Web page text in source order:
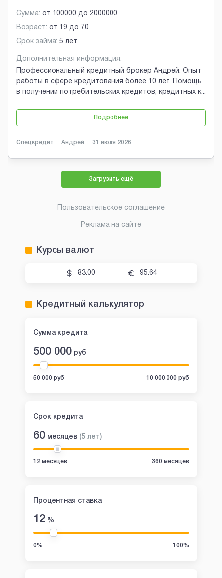
Сумма: от 100000 до 2000000
Возраст: от 19 до 70
Срок займа: 5 лет
Дополнительная информация:
Профессиональный кредитный брокер Андрей. Опыт
работы в сфере кредитования более 10 лет. Помощь
в получении потребительских кредитов, кредитных к...
Подробнее
Спецкредит Андрей 31 июля 2026
Загрузить ещё
Пользовательское соглашение
Реклама на сайте
Курсы валют
83.00 95.64
Кредитный калькулятор
Сумма кредита
500 000 руб
50 000 руб 10 000 000 руб
Срок кредита
60 месяцев (5 лет)
12 месяцев 360 месяцев
Процентная ставка
12%
0% 100%